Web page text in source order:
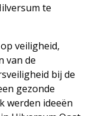
te
veiligheid,
van de
bij de
gezonde
werden ideeën